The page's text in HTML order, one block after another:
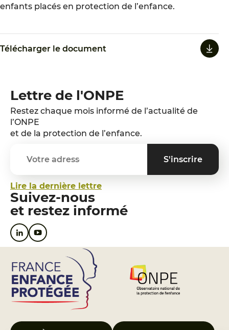
enfants placés en protection de l’enfance.
Télécharger le document
Lettre de l'ONPE
Restez chaque mois informé de l’actualité de
l’ONPE
et de la protection de l’enfance.
Lire la dernière lettre
Suivez-nous
et restez informé